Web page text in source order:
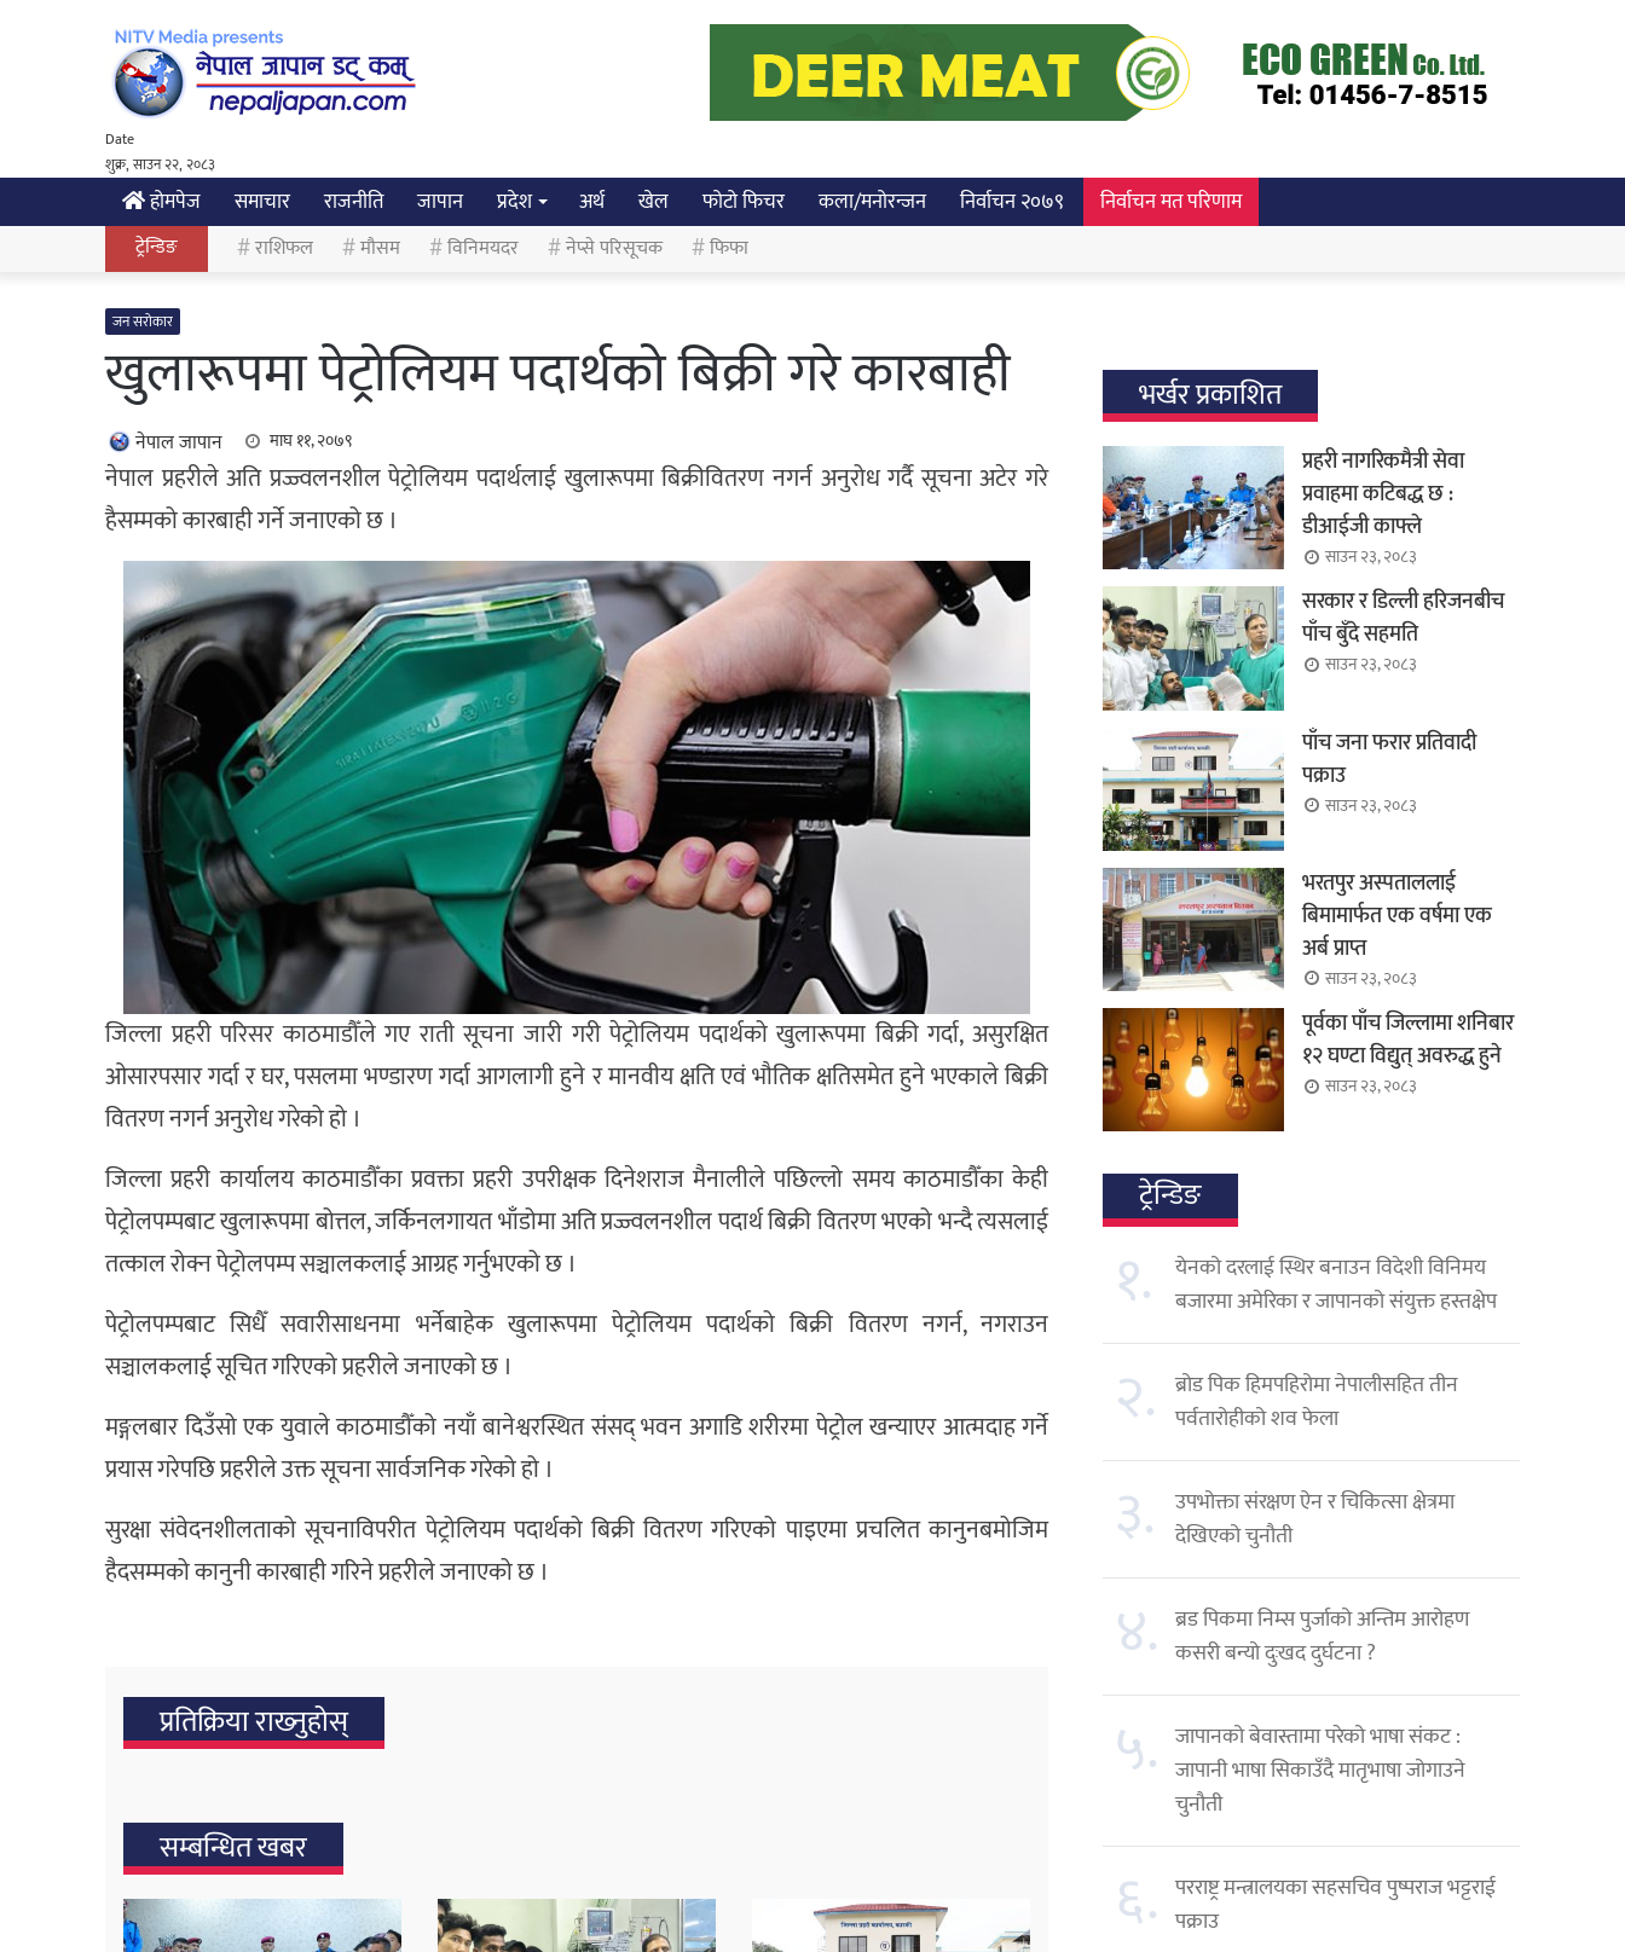
Date
शुक्र, साउन २२, २०८३
होमपेज समाचार राजनीति जापान प्रदेश अर्थ खेल फोटो फिचर कला/मनोरन्जन निर्वाचन २०७९ निर्वाचन मत परिणाम
ट्रेन्डिङ राशिफल मौसम विनिमयदर नेप्से परिसूचक फिफा
जन सरोकार
खुलारूपमा पेट्रोलियम पदार्थको बिक्री गरे कारबाही
नेपाल जापान माघ ११, २०७९
नेपाल प्रहरीले अति प्रज्ज्वलनशील पेट्रोलियम पदार्थलाई खुलारूपमा बिक्रीवितरण नगर्न अनुरोध गर्दै सूचना अटेर गरे
हैसम्मको कारबाही गर्ने जनाएको छ ।
जिल्ला प्रहरी परिसर काठमाडौँले गए राती सूचना जारी गरी पेट्रोलियम पदार्थको खुलारूपमा बिक्री गर्दा, असुरक्षित
ओसारपसार गर्दा र घर, पसलमा भण्डारण गर्दा आगलागी हुने र मानवीय क्षति एवं भौतिक क्षतिसमेत हुने भएकाले बिक्री
वितरण नगर्न अनुरोध गरेको हो ।
जिल्ला प्रहरी कार्यालय काठमाडौँका प्रवक्ता प्रहरी उपरीक्षक दिनेशराज मैनालीले पछिल्लो समय काठमाडौँका केही
पेट्रोलपम्पबाट खुलारूपमा बोत्तल, जर्किनलगायत भाँडोमा अति प्रज्ज्वलनशील पदार्थ बिक्री वितरण भएको भन्दै त्यसलाई
तत्काल रोक्न पेट्रोलपम्प सञ्चालकलाई आग्रह गर्नुभएको छ ।
पेट्रोलपम्पबाट सिधैँ सवारीसाधनमा भर्नेबाहेक खुलारूपमा पेट्रोलियम पदार्थको बिक्री वितरण नगर्न, नगराउन
सञ्चालकलाई सूचित गरिएको प्रहरीले जनाएको छ ।
मङ्गलबार दिउँसो एक युवाले काठमाडौँको नयाँ बानेश्वरस्थित संसद् भवन अगाडि शरीरमा पेट्रोल खन्याएर आत्मदाह गर्ने
प्रयास गरेपछि प्रहरीले उक्त सूचना सार्वजनिक गरेको हो ।
सुरक्षा संवेदनशीलताको सूचनाविपरीत पेट्रोलियम पदार्थको बिक्री वितरण गरिएको पाइएमा प्रचलित कानुनबमोजिम
हैदसम्मको कानुनी कारबाही गरिने प्रहरीले जनाएको छ ।
प्रतिक्रिया राख्‍नुहोस्
सम्बन्धित खबर
भर्खर प्रकाशित
प्रहरी नागरिकमैत्री सेवा
प्रवाहमा कटिबद्ध छ :
डीआईजी काफ्ले
साउन २३, २०८३
सरकार र डिल्ली हरिजनबीच
पाँच बुँदे सहमति
साउन २३, २०८३
पाँच जना फरार प्रतिवादी
पक्राउ
साउन २३, २०८३
भरतपुर अस्पताललाई
बिमामार्फत एक वर्षमा एक
अर्ब प्राप्त
साउन २३, २०८३
पूर्वका पाँच जिल्लामा शनिबार
१२ घण्टा विद्युत् अवरुद्ध हुने
साउन २३, २०८३
ट्रेन्डिङ
१.
येनको दरलाई स्थिर बनाउन विदेशी विनिमय
बजारमा अमेरिका र जापानको संयुक्त हस्तक्षेप
२.
ब्रोड पिक हिमपहिरोमा नेपालीसहित तीन
पर्वतारोहीको शव फेला
३.
उपभोक्ता संरक्षण ऐन र चिकित्सा क्षेत्रमा
देखिएको चुनौती
४. ब्रड पिकमा निम्स पुर्जाको अन्तिम आरोहण
कसरी बन्यो दुःखद दुर्घटना ?
५. जापानको बेवास्तामा परेको भाषा संकट :
जापानी भाषा सिकाउँदै मातृभाषा जोगाउने
चुनौती
६. परराष्ट्र मन्त्रालयका सहसचिव पुष्पराज भट्टराई
पक्राउ